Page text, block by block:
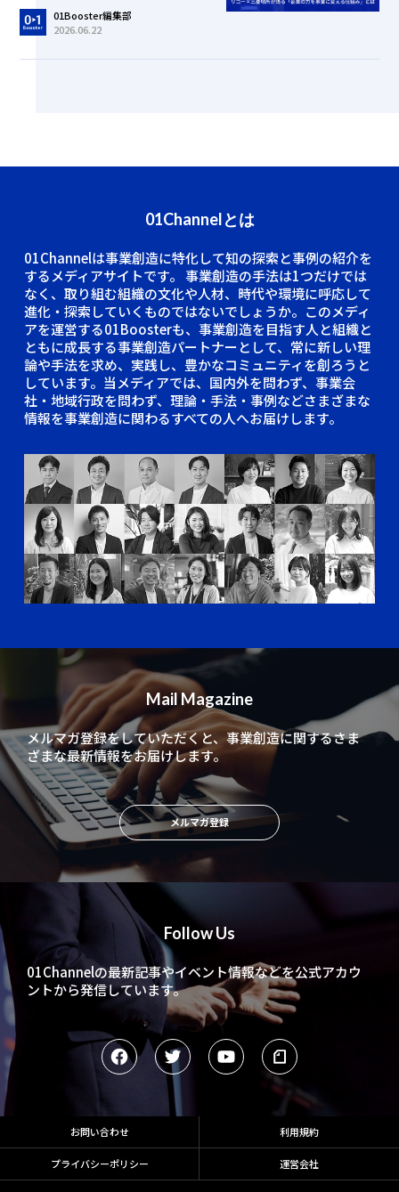
01Booster編集部
2026.06.22
01Channelとは
01Channelは事業創造に特化して知の探索と事例の紹介を
するメディアサイトです。 事業創造の手法は1つだけでは
なく、取り組む組織の文化や人材、時代や環境に呼応して
進化・探索していくものではないでしょうか。このメディ
アを運営する01Boosterも、事業創造を目指す人と組織と
ともに成長する事業創造パートナーとして、常に新しい理
論や手法を求め、実践し、豊かなコミュニティを創ろうと
しています。当メディアでは、国内外を問わず、事業会
社・地域行政を問わず、理論・手法・事例などさまざまな
情報を事業創造に関わるすべての人へお届けします。
Follow Us
01Channelの最新記事やイベント情報などを公式アカウ
ントから発信しています。
Mail Magazine
メルマガ登録をしていただくと、事業創造に関するさま
ざまな最新情報をお届けします。
メルマガ登録
お問い合わせ 利用規約
プライバシーポリシー 運営会社